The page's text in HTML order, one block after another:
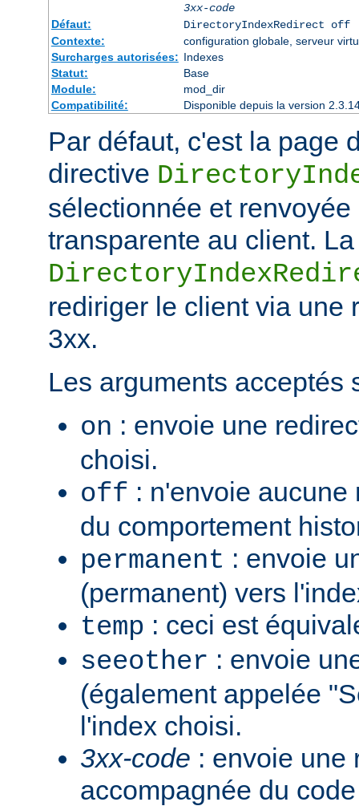
3xx-code
Défaut:
DirectoryIndexRedirect off
Contexte:
configuration globale, serveur
Surcharges autorisées: Indexes
Statut:
Base
Module:
mod_dir
Compatibilité:
Disponible depuis la version
Par défaut, c'est la page
directive
sélectionnée et
transparente au client.
rediriger le client via une
3xx.
Les arguments acceptés
on : envoie une
choisi.
off : n'envoie
du comportement
permanent : envoie
(permanent) vers
temp : ceci est
seeother : envoie
(également appelée
l'index choisi.
3xx-code : envoie une
accompagnée du